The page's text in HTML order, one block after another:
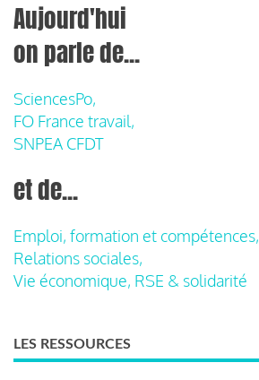
Aujourd'hui
on parle de...
SciencesPo,
FO France travail,
SNPEA CFDT
et de...
Emploi, formation et compétences,
Relations sociales,
Vie économique, RSE & solidarité
LES RESSOURCES